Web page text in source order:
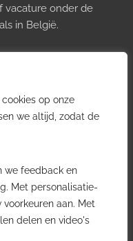
op onze
we altijd, zodat de
we feedback en
Met personalisatie-
aan. Met
delen en video's
vacature onder de
in België.
sector in uw inbox.